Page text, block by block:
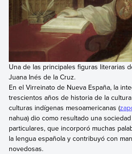
Una de las principales figuras literarias
Juana Inés de la Cruz.
En el Virreinato de Nueva España, la
trescientos años de historia de la
culturas indígenas mesoamericanas (
nahua) dio como resultado una
particulares, que incorporó muchas
la lengua española y contribuyó con
novedosas.